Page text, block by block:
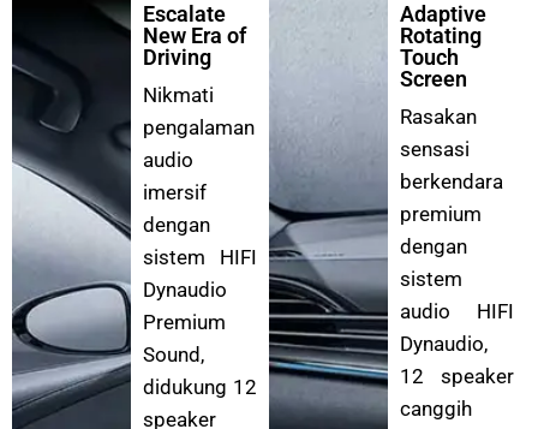
Escalate
New Era of
Driving
Nikmati
pengalaman
audio
imersif
dengan
sistem HIFI
Dynaudio
Premium
Sound,
didukung 12
speaker
Adaptive
Rotating
Touch
Screen
Rasakan
sensasi
berkendara
premium
dengan
sistem
audio HIFI
Dynaudio,
12 speaker
canggih